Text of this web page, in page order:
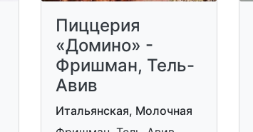
Пиццерия
«Домино» -
Фришман, Тель-
Авив
Итальянская, Молочная